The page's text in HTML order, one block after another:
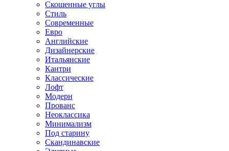
Скошенные углы
Стиль
Современные
Евро
Английские
Дизайнерские
Итальянские
Кантри
Классические
Лофт
Модерн
Прованс
Неоклассика
Минимализм
Под старину
Скандинавские